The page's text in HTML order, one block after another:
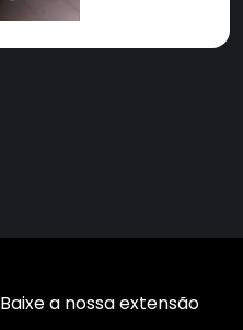
Baixe a nossa extensão